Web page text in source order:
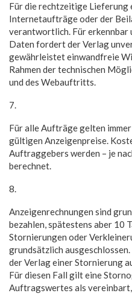
Für die rechtzeitige
Internetaufträge oder der
verantwortlich. Für erkennbar
Daten fordert der Verlag
gewährleistet einwandfreie
Rahmen der technischen
und des Webauftritts.
7.
Für alle Aufträge gelten
gültigen Anzeigenpreise.
Auftraggebers werden – je
berechnet.
8.
Anzeigenrechnungen sind
bezahlen, spätestens aber 10
Stornierungen oder
grundsätzlich
der Verlag einer Stornierung
Für diesen Fall gilt eine
Auftragswertes als